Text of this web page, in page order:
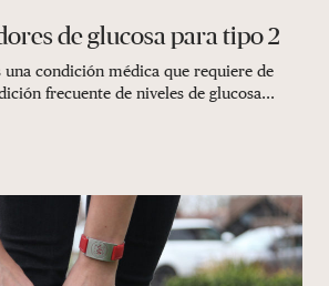
de glucosa para tipo 2
una condición médica que requiere de
frecuente de niveles de glucosa...